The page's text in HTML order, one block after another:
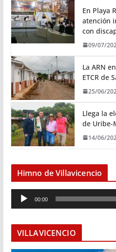
En Playa
atención
con
09/07/
La ARN
ETCR de
25/06/
Llega la
de Uribe-
14/06/
Himno de Villavicencio
e
o
00:00
VILLAVICENCIO